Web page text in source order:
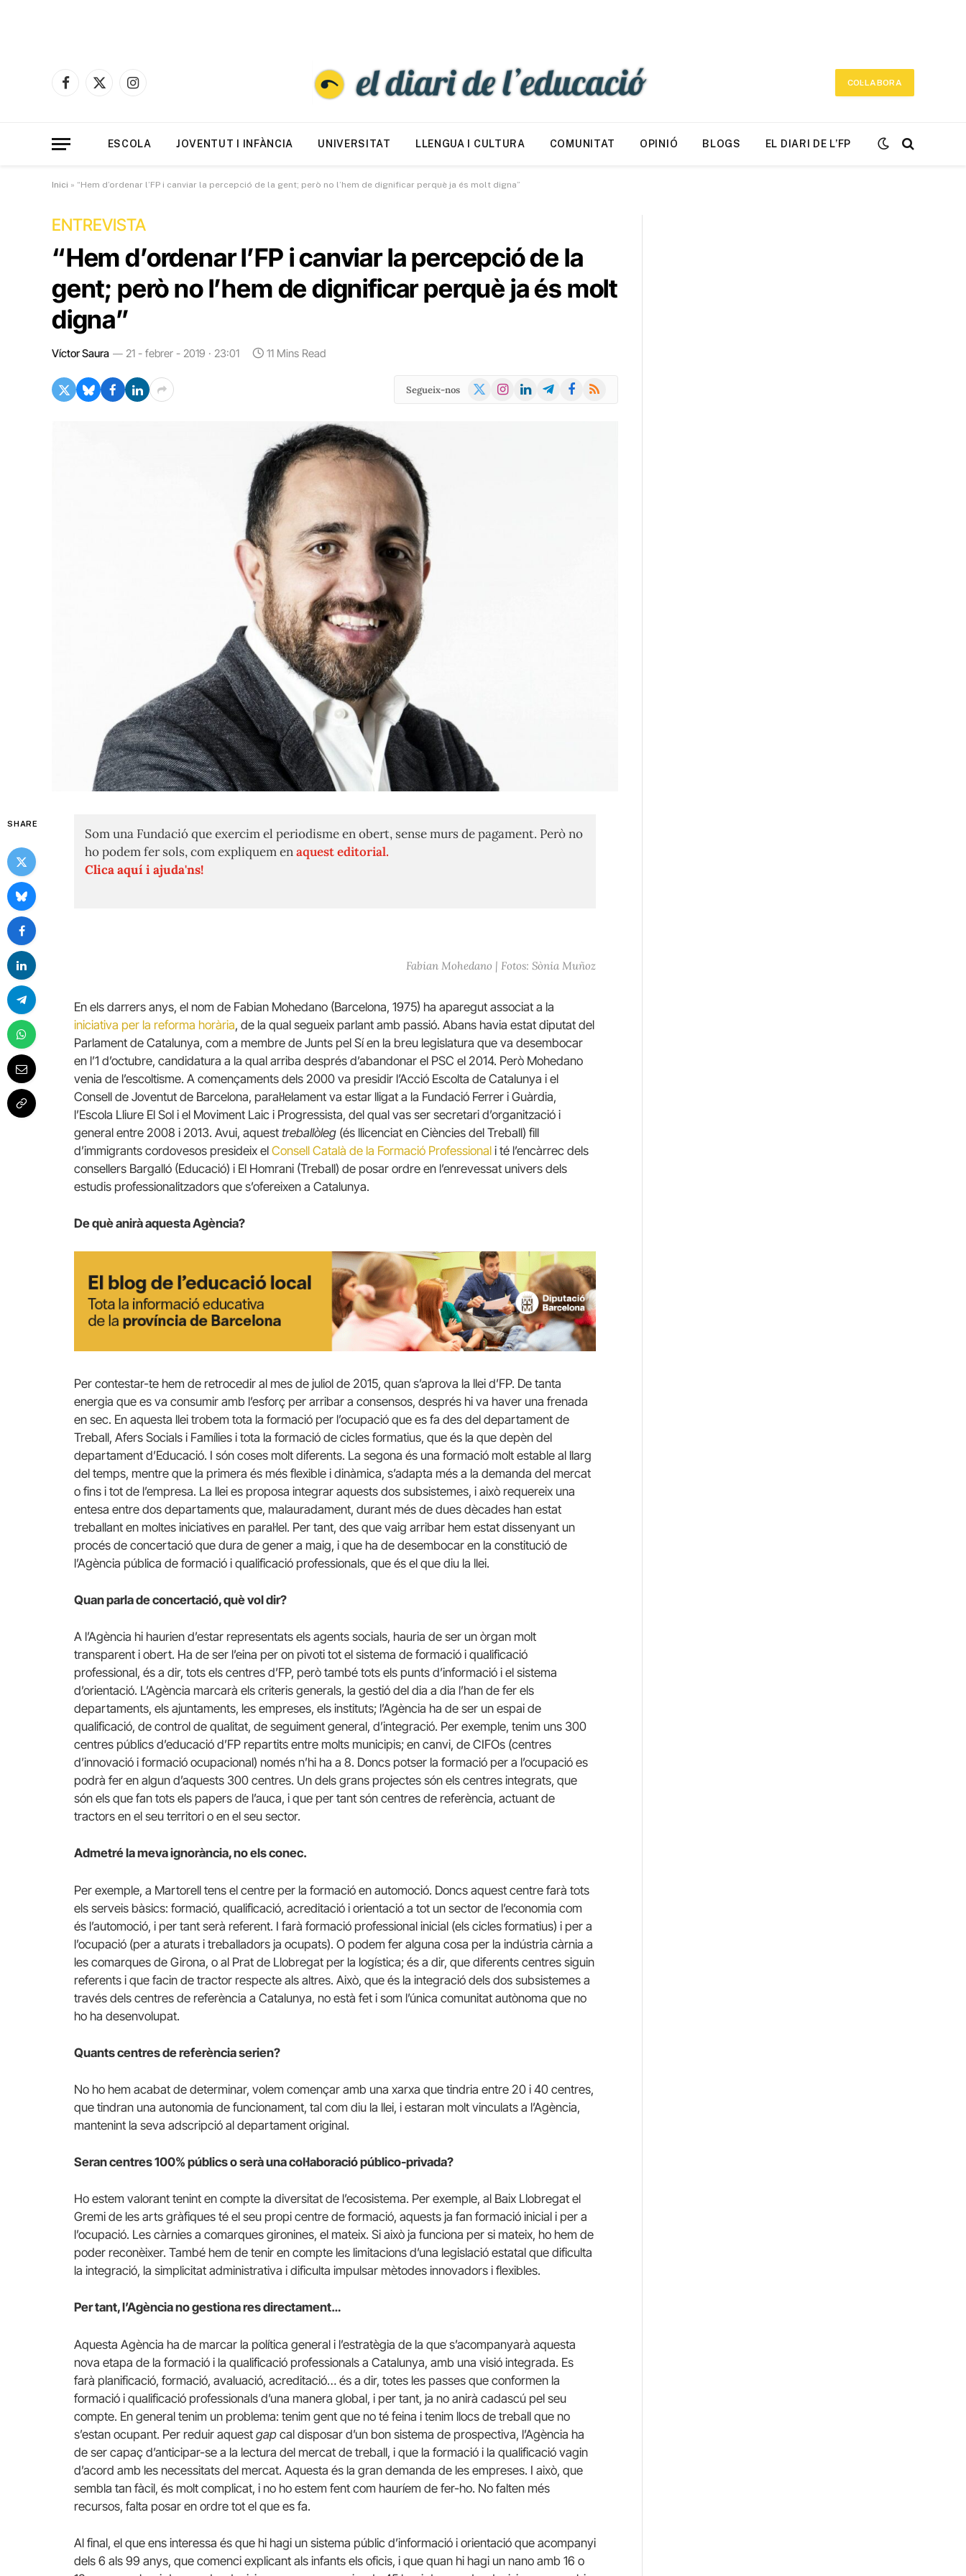
Facebook
X
Instagram
COL·LABORA
ESCOLA JOVENTUT I INFÀNCIA UNIVERSITAT LLENGUA I CULTURA COMUNITAT OPINIÓ BLOGS EL DIARI DE L’FP
Inici » “Hem d’ordenar l’FP i canviar la percepció de la gent; però no l’hem de dignificar perquè ja és molt digna”
ENTREVISTA
“Hem d’ordenar l’FP i canviar la percepció de la
gent; però no l’hem de dignificar perquè ja és molt
digna”
Víctor Saura 21 - febrer - 2019 · 23:01 11 Mins Read
Segueix-nos
X
Instagram
LinkedInTelegramFacebook
RSS
SHARE
Som una Fundació que exercim el periodisme en obert, sense murs de pagament. Però no
ho podem fer sols, com expliquem enaquest editorial.
Clica aquí i ajuda'ns!
Fabian Mohedano | Fotos: Sònia Muñoz
En els darrers anys, el nom de Fabian Mohedano (Barcelona, 1975) ha aparegut associat a la
iniciativa per la reforma horària, de la qual segueix parlant amb passió. Abans havia estat diputat del
Parlament de Catalunya, com a membre de Junts pel Sí en la breu legislatura que va desembocar
en l’1 d’octubre, candidatura a la qual arriba després d’abandonar el PSC el 2014. Però Mohedano
venia de l’escoltisme. A començaments dels 2000 va presidir l’Acció Escolta de Catalunya i el
Consell de Joventut de Barcelona, paral·lelament va estar lligat a la Fundació Ferrer i Guàrdia,
l’Escola Lliure El Sol i el Moviment Laic i Progressista, del qual vas ser secretari d’organització i
general entre 2008 i 2013. Avui, aquest treballòleg (és llicenciat en Ciències del Treball) fill
d’immigrants cordovesos presideix el Consell Català de la Formació Professional i té l’encàrrec dels
consellers Bargalló (Educació) i El Homrani (Treball) de posar ordre en l’enrevessat univers dels
estudis professionalitzadors que s’ofereixen a Catalunya.
De què anirà aquesta Agència?
Per contestar-te hem de retrocedir al mes de juliol de 2015, quan s’aprova la llei d’FP. De tanta
energia que es va consumir amb l’esforç per arribar a consensos, després hi va haver una frenada
en sec. En aquesta llei trobem tota la formació per l’ocupació que es fa des del departament de
Treball, Afers Socials i Famílies i tota la formació de cicles formatius, que és la que depèn del
departament d’Educació. I són coses molt diferents. La segona és una formació molt estable al llarg
del temps, mentre que la primera és més flexible i dinàmica, s’adapta més a la demanda del mercat
o fins i tot de l’empresa. La llei es proposa integrar aquests dos subsistemes, i això requereix una
entesa entre dos departaments que, malauradament, durant més de dues dècades han estat
treballant en moltes iniciatives en paral·lel. Per tant, des que vaig arribar hem estat dissenyant un
procés de concertació que dura de gener a maig, i que ha de desembocar en la constitució de
l’Agència pública de formació i qualificació professionals, que és el que diu la llei.
Quan parla de concertació, què vol dir?
A l’Agència hi haurien d’estar representats els agents socials, hauria de ser un òrgan molt
transparent i obert. Ha de ser l’eina per on pivoti tot el sistema de formació i qualificació
professional, és a dir, tots els centres d’FP, però també tots els punts d’informació i el sistema
d’orientació. L’Agència marcarà els criteris generals, la gestió del dia a dia l’han de fer els
departaments, els ajuntaments, les empreses, els instituts; l’Agència ha de ser un espai de
qualificació, de control de qualitat, de seguiment general, d’integració. Per exemple, tenim uns 300
centres públics d’educació d’FP repartits entre molts municipis; en canvi, de CIFOs (centres
d’innovació i formació ocupacional) només n’hi ha a 8. Doncs potser la formació per a l’ocupació es
podrà fer en algun d’aquests 300 centres. Un dels grans projectes són els centres integrats, que
són els que fan tots els papers de l’auca, i que per tant són centres de referència, actuant de
tractors en el seu territori o en el seu sector.
Admetré la meva ignorància, no els conec.
Per exemple, a Martorell tens el centre per la formació en automoció. Doncs aquest centre farà tots
els serveis bàsics: formació, qualificació, acreditació i orientació a tot un sector de l’economia com
és l’automoció, i per tant serà referent. I farà formació professional inicial (els cicles formatius) i per a
l’ocupació (per a aturats i treballadors ja ocupats). O podem fer alguna cosa per la indústria càrnia a
les comarques de Girona, o al Prat de Llobregat per la logística; és a dir, que diferents centres siguin
referents i que facin de tractor respecte als altres. Això, que és la integració dels dos subsistemes a
través dels centres de referència a Catalunya, no està fet i som l’única comunitat autònoma que no
ho ha desenvolupat.
Quants centres de referència serien?
No ho hem acabat de determinar, volem començar amb una xarxa que tindria entre 20 i 40 centres,
que tindran una autonomia de funcionament, tal com diu la llei, i estaran molt vinculats a l’Agència,
mantenint la seva adscripció al departament original.
Seran centres 100% públics o serà una col·laboració público-privada?
Ho estem valorant tenint en compte la diversitat de l’ecosistema. Per exemple, al Baix Llobregat el
Gremi de les arts gràfiques té el seu propi centre de formació, aquests ja fan formació inicial i per a
l’ocupació. Les càrnies a comarques gironines, el mateix. Si això ja funciona per si mateix, ho hem de
poder reconèixer. També hem de tenir en compte les limitacions d’una legislació estatal que dificulta
la integració, la simplicitat administrativa i dificulta impulsar mètodes innovadors i flexibles.
Per tant, l’Agència no gestiona res directament…
Aquesta Agència ha de marcar la política general i l’estratègia de la que s’acompanyarà aquesta
nova etapa de la formació i la qualificació professionals a Catalunya, amb una visió integrada. Es
farà planificació, formació, avaluació, acreditació… és a dir, totes les passes que conformen la
formació i qualificació professionals d’una manera global, i per tant, ja no anirà cadascú pel seu
compte. En general tenim un problema: tenim gent que no té feina i tenim llocs de treball que no
s’estan ocupant. Per reduir aquest gap cal disposar d’un bon sistema de prospectiva, l’Agència ha
de ser capaç d’anticipar-se a la lectura del mercat de treball, i que la formació i la qualificació vagin
d’acord amb les necessitats del mercat. Aquesta és la gran demanda de les empreses. I això, que
sembla tan fàcil, és molt complicat, i no ho estem fent com hauríem de fer-ho. No falten més
recursos, falta posar en ordre tot el que es fa.
Al final, el que ens interessa és que hi hagi un sistema públic d’informació i orientació que acompanyi
dels 6 als 99 anys, que comenci explicant als infants els oficis, i que quan hi hagi un nano amb 16 o